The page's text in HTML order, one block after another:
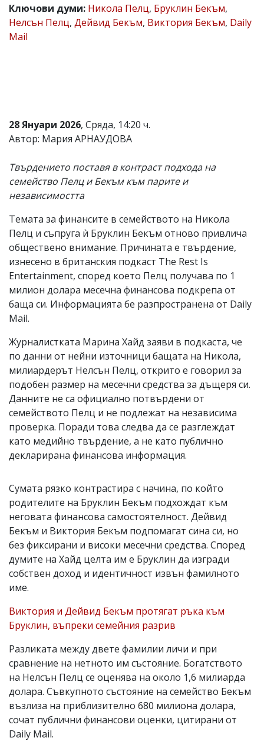
Коментарите
под
статиите
носи
отговорност
за
Ако
откриете
обиден
за
коментар,
моля
сигнализирайте
ни!
Ключови думи: Никола Пелц, Бруклин Бекъм,
Нелсън Пелц, Дейвид Бекъм, Виктория Бекъм, Daily
Mail
28 Януари 2026, Сряда, 14:20 ч.
Автор: Мария АРНАУДОВА
Твърдението поставя в контраст подхода на
семейство Пелц и Бекъм към парите и
независимостта
Темата за финансите в семейството на Никола
Пелц и съпруга ѝ Бруклин Бекъм отново привлича
обществено внимание. Причината е твърдение,
изнесено в британския подкаст The Rest Is
Entertainment, според което Пелц получава по 1
милион долара месечна финансова подкрепа от
баща си. Информацията бе разпространена от Daily
Mail.
Журналистката Марина Хайд заяви в подкаста, че
по данни от нейни източници бащата на Никола,
милиардерът Нелсън Пелц, открито е говорил за
подобен размер на месечни средства за дъщеря си.
Данните не са официално потвърдени от
семейството Пелц и не подлежат на независима
проверка. Поради това следва да се разглеждат
като медийно твърдение, а не като публично
декларирана финансова информация.
Сумата рязко контрастира с начина, по който
родителите на Бруклин Бекъм подхождат към
неговата финансова самостоятелност. Дейвид
Бекъм и Виктория Бекъм подпомагат сина си, но
без фиксирани и високи месечни средства. Според
думите на Хайд целта им е Бруклин да изгради
собствен доход и идентичност извън фамилното
име.
Виктория и Дейвид Бекъм протягат ръка към
Бруклин, въпреки семейния разрив
Разликата между двете фамилии личи и при
сравнение на нетното им състояние. Богатството
на Нелсън Пелц се оценява на около 1,6 милиарда
долара. Съвкупното състояние на семейство Бекъм
възлиза на приблизително 680 милиона долара,
сочат публични финансови оценки, цитирани от
Daily Mail.